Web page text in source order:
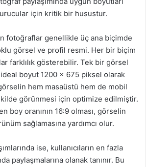
için kritik bir husustur.
fotoğraflar genellikle üç ana biçimde
görsel ve profil resmi. Her bir biçim
farklılık gösterebilir. Tek bir görsel
ideal boyut 1200 x 675 piksel olarak
hem masaüstü hem de mobil
görünmesi için optimize edilmiştir.
boy oranının 16:9 olması, görselin
sağlamasına yardımcı olur.
ise, kullanıcıların en fazla
paylaşmalarına olanak tanınır. Bu